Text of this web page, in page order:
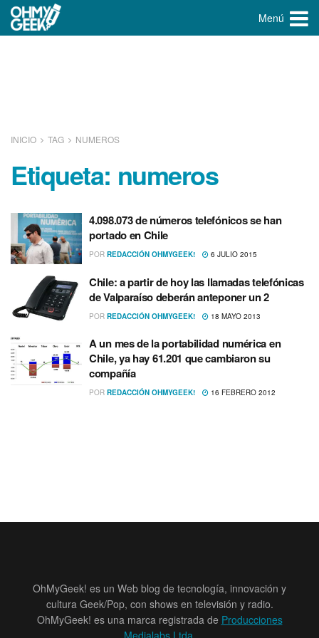
Menú
INICIO TAG NUMEROS
Etiqueta: numeros
4.098.073 de números telefónicos se han
portado en Chile
POR REDACCIÓN OHMYGEEK! 6 JULIO 2015
Chile: a partir de hoy las llamadas telefónicas
de Valparaí­so deberán anteponer un 2
POR REDACCIÓN OHMYGEEK! 18 MAYO 2013
A un mes de la portabilidad numérica en
Chile, ya hay 61.201 que cambiaron su
compañí­a
POR REDACCIÓN OHMYGEEK! 16 FEBRERO 2012
OhMyGeek! es un Web blog de tecnología, innovación y
cultura Geek/Pop, con shows en televisión y radio.
OhMyGeek! es una marca registrada de Producciones
Medialabs Ltda